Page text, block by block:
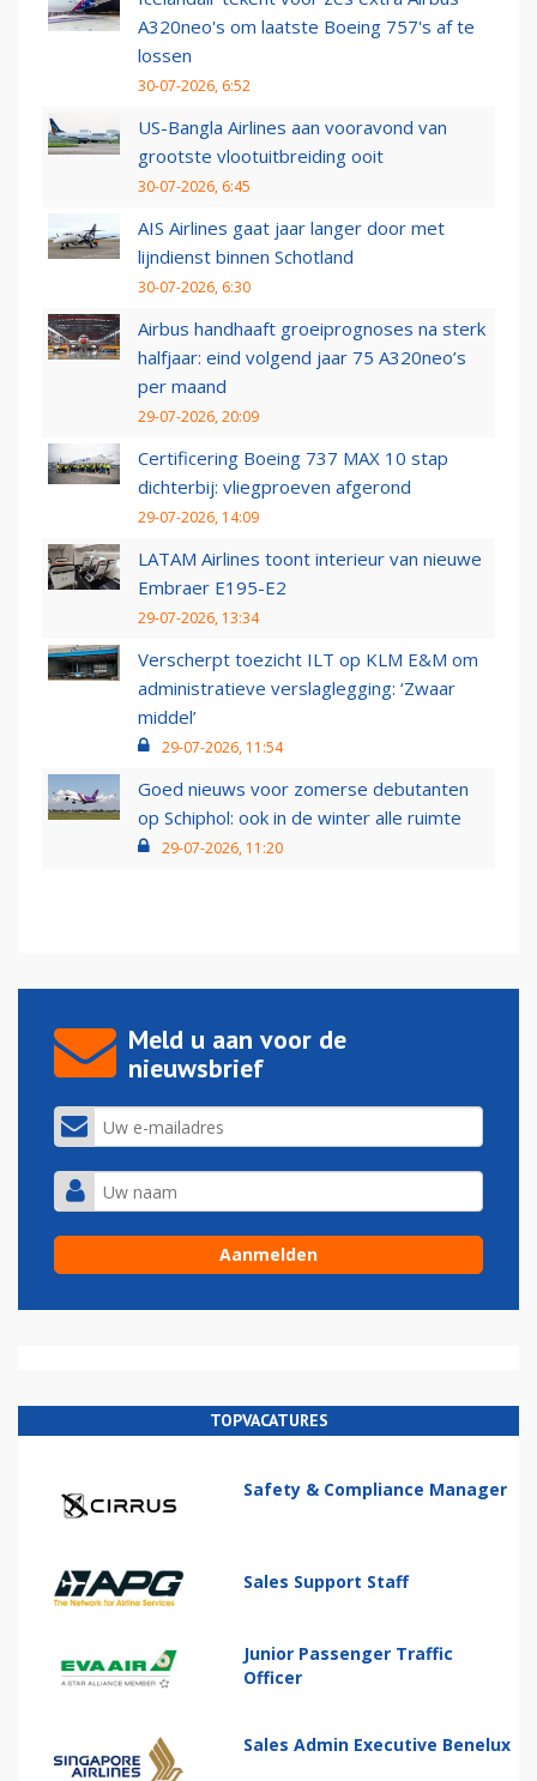
A320neo's om laatste Boeing 757's af te
lossen
30-07-2026, 6:52
US-Bangla Airlines aan vooravond van
grootste vlootuitbreiding ooit
30-07-2026, 6:45
AIS Airlines gaat jaar langer door met
lijndienst binnen Schotland
30-07-2026, 6:30
Airbus handhaaft groeiprognoses na sterk
halfjaar: eind volgend jaar 75 A320neo’s
per maand
29-07-2026, 20:09
Certificering Boeing 737 MAX 10 stap
dichterbij: vliegproeven afgerond
29-07-2026, 14:09
LATAM Airlines toont interieur van nieuwe
Embraer E195-E2
29-07-2026, 13:34
Verscherpt toezicht ILT op KLM E&M om
administratieve verslaglegging: ‘Zwaar
middel’
29-07-2026, 11:54
Goed nieuws voor zomerse debutanten
op Schiphol: ook in de winter alle ruimte
29-07-2026, 11:20
Meld u aan voor de
nieuwsbrief
TOPVACATURES
Safety & Compliance Manager
Sales Support Staff
Junior Passenger Traffic
Officer
Sales Admin Executive Benelux